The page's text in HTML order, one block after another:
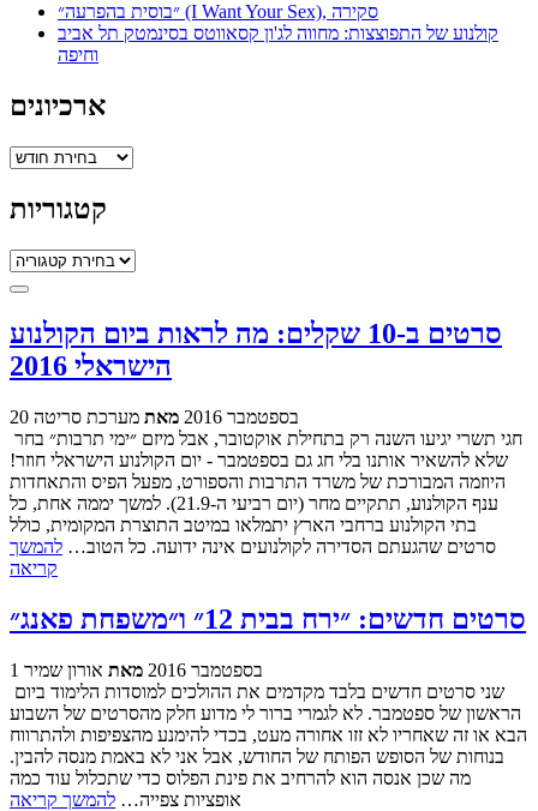
״בוסית בהפרעה״ (I Want Your Sex), סקירה
קולנוע של התפוצצות: מחווה לג'ון קסאווטס בסינמטק תל אביב
וחיפה
ארכיונים
ארכיונים
קטגוריות
קטגוריות
סרטים ב-10 שקלים: מה לראות ביום הקולנוע
הישראלי 2016
20 בספטמבר 2016 מאת מערכת סריטה
שלא להשאיר אותנו בלי חג גם בספטמבר - יום הקולנוע הישראלי חוזר!
היוזמה המבורכת של משרד התרבות והספורט, מפעל הפיס והתאחדות
ענף הקולנוע, תתקיים מחר (יום רביעי ה-21.9). למשך יממה אחת, כל
בתי הקולנוע ברחבי הארץ יתמלאו במיטב התוצרת המקומית, כולל
סרטים שהגעתם הסדירה לקולנועים אינה ידועה. כל הטוב… להמשך
קריאה
סרטים חדשים: ״ירח בבית 12״ ו״משפחת פאנג״
1 בספטמבר 2016 מאת אורון שמיר
הראשון של ספטמבר. לא לגמרי ברור לי מדוע חלק מהסרטים של השבוע
הבא או זה שאחריו לא זזו אחורה מעט, בכדי להימנע מהצפיפות ולהתרווח
בנוחות של הסופש הפותח של החודש, אבל אני לא באמת מנסה להבין.
מה שכן אנסה הוא להרחיב את פינת הפלוס כדי שתכלול עוד כמה
אופציות צפייה… להמשך קריאה